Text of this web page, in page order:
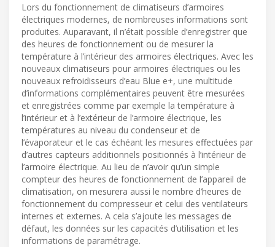
Lors du fonctionnement de climatiseurs d’armoires
électriques modernes, de nombreuses informations sont
produites. Auparavant, il n’était possible d’enregistrer que
des heures de fonctionnement ou de mesurer la
température à l’intérieur des armoires électriques. Avec les
nouveaux climatiseurs pour armoires électriques ou les
nouveaux refroidisseurs d’eau Blue e+, une multitude
d’informations complémentaires peuvent être mesurées
et enregistrées comme par exemple la température à
l’intérieur et à l’extérieur de l’armoire électrique, les
températures au niveau du condenseur et de
l’évaporateur et le cas échéant les mesures effectuées par
d’autres capteurs additionnels positionnés à l’intérieur de
l’armoire électrique. Au lieu de n’avoir qu’un simple
compteur des heures de fonctionnement de l’appareil de
climatisation, on mesurera aussi le nombre d’heures de
fonctionnement du compresseur et celui des ventilateurs
internes et externes. A cela s’ajoute les messages de
défaut, les données sur les capacités d’utilisation et les
informations de paramétrage.